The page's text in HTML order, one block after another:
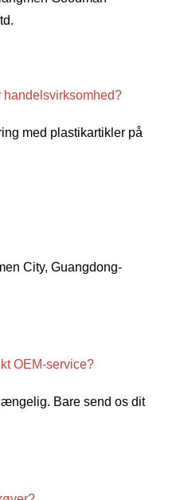
handelsvirksomhed?
med plastikartikler på
City, Guangdong-
OEM-service?
Bare send os dit